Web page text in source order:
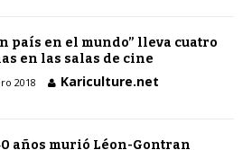
país en el mundo” lleva cuatro
en las salas de cine
2018 Kariculture.net
años murió Léon-Gontran